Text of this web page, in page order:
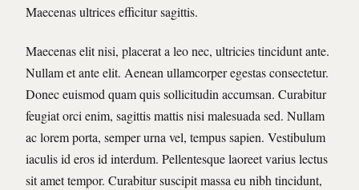
Maecenas ultrices efficitur sagittis.
Maecenas elit nisi, placerat a leo nec, ultricies tincidunt ante.
Nullam et ante elit. Aenean ullamcorper egestas consectetur.
Donec euismod quam quis sollicitudin accumsan. Curabitur
feugiat orci enim, sagittis mattis nisi malesuada sed. Nullam
ac lorem porta, semper urna vel, tempus sapien. Vestibulum
iaculis id eros id interdum. Pellentesque laoreet varius lectus
sit amet tempor. Curabitur suscipit massa eu nibh tincidunt,